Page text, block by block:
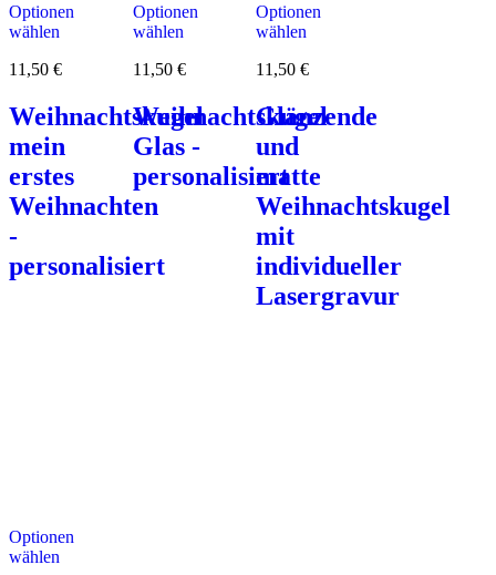
Optionen
wählen
11,50 €
Weihnachtskugel
mein
erstes
Weihnachten
-
personalisiert
Optionen
wählen
11,50 €
Weihnachtskugel
Glas -
personalisiert
Optionen
wählen
11,50€
Glänzende
und
matte
Weihnachtskugel
mit
individueller
Lasergravur
Optionen
wählen